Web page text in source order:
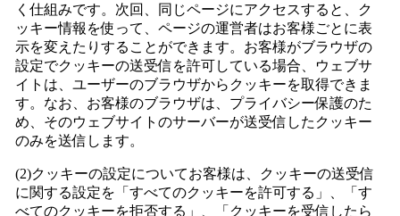
く仕組みです。次回、同じページにアクセスすると、ク
ッキー情報を使って、ページの運営者はお客様ごとに表
示を変えたりすることができます。お客様がブラウザの
設定でクッキーの送受信を許可している場合、ウェブサ
イトは、ユーザーのブラウザからクッキーを取得できま
す。なお、お客様のブラウザは、プライバシー保護のた
め、そのウェブサイトのサーバーが送受信したクッキー
のみを送信します。
(2)クッキーの設定についてお客様は、クッキーの送受信
に関する設定を「すべてのクッキーを許可する」、「す
べてのクッキーを拒否する」、「クッキーを受信したら